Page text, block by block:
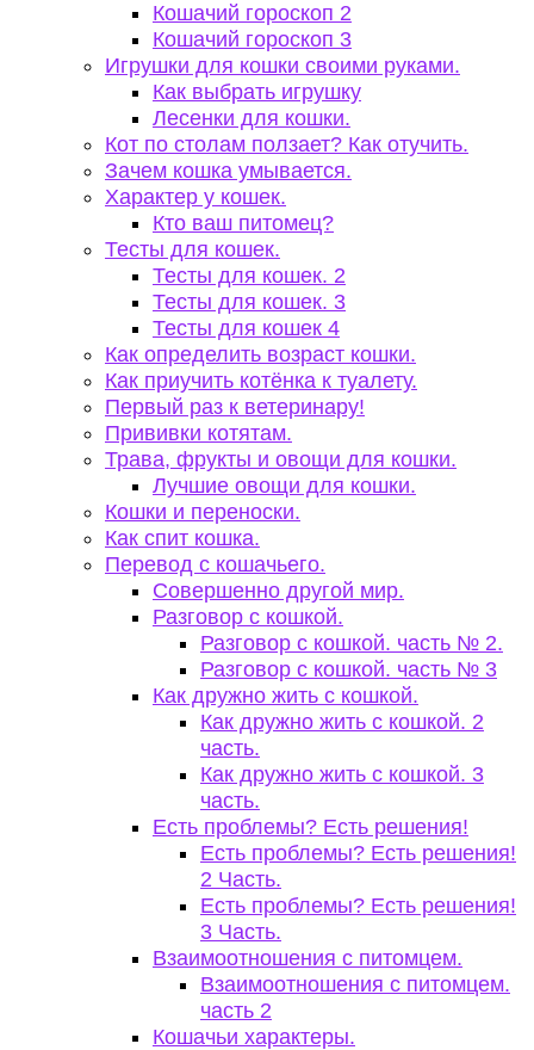
Кошачий гороскоп 2
Кошачий гороскоп 3
Игрушки для кошки своими руками.
Как выбрать игрушку
Лесенки для кошки.
Кот по столам ползает? Как отучить.
Зачем кошка умывается.
Характер у кошек.
Кто ваш питомец?
Тесты для кошек.
Тесты для кошек. 2
Тесты для кошек. 3
Тесты для кошек 4
Как определить возраст кошки.
Как приучить котёнка к туалету.
Первый раз к ветеринару!
Прививки котятам.
Трава, фрукты и овощи для кошки.
Лучшие овощи для кошки.
Кошки и переноски.
Как спит кошка.
Перевод с кошачьего.
Совершенно другой мир.
Разговор с кошкой.
Разговор с кошкой. часть № 2.
Разговор с кошкой. часть № 3
Как дружно жить с кошкой.
Как дружно жить с кошкой. 2
часть.
Как дружно жить с кошкой. 3
часть.
Есть проблемы? Есть решения!
Есть проблемы? Есть решения!
2 Часть.
Есть проблемы? Есть решения!
3 Часть.
Взаимоотношения с питомцем.
Взаимоотношения с питомцем.
часть 2
Кошачьи характеры.